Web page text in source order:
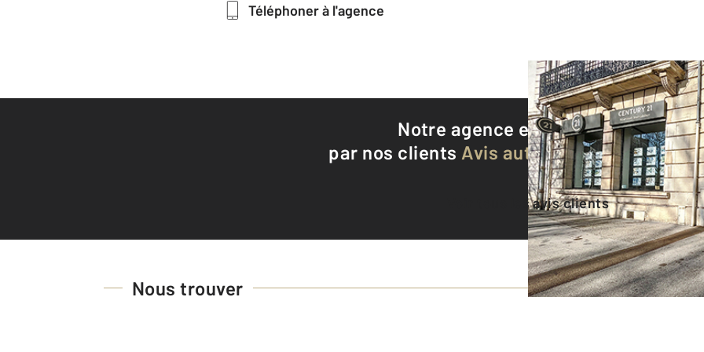
Téléphoner à l'agence
Notre agence est notée9,2/10
par nos clients Avis authentifiés par
Voir tous les avis clients
Nous trouver